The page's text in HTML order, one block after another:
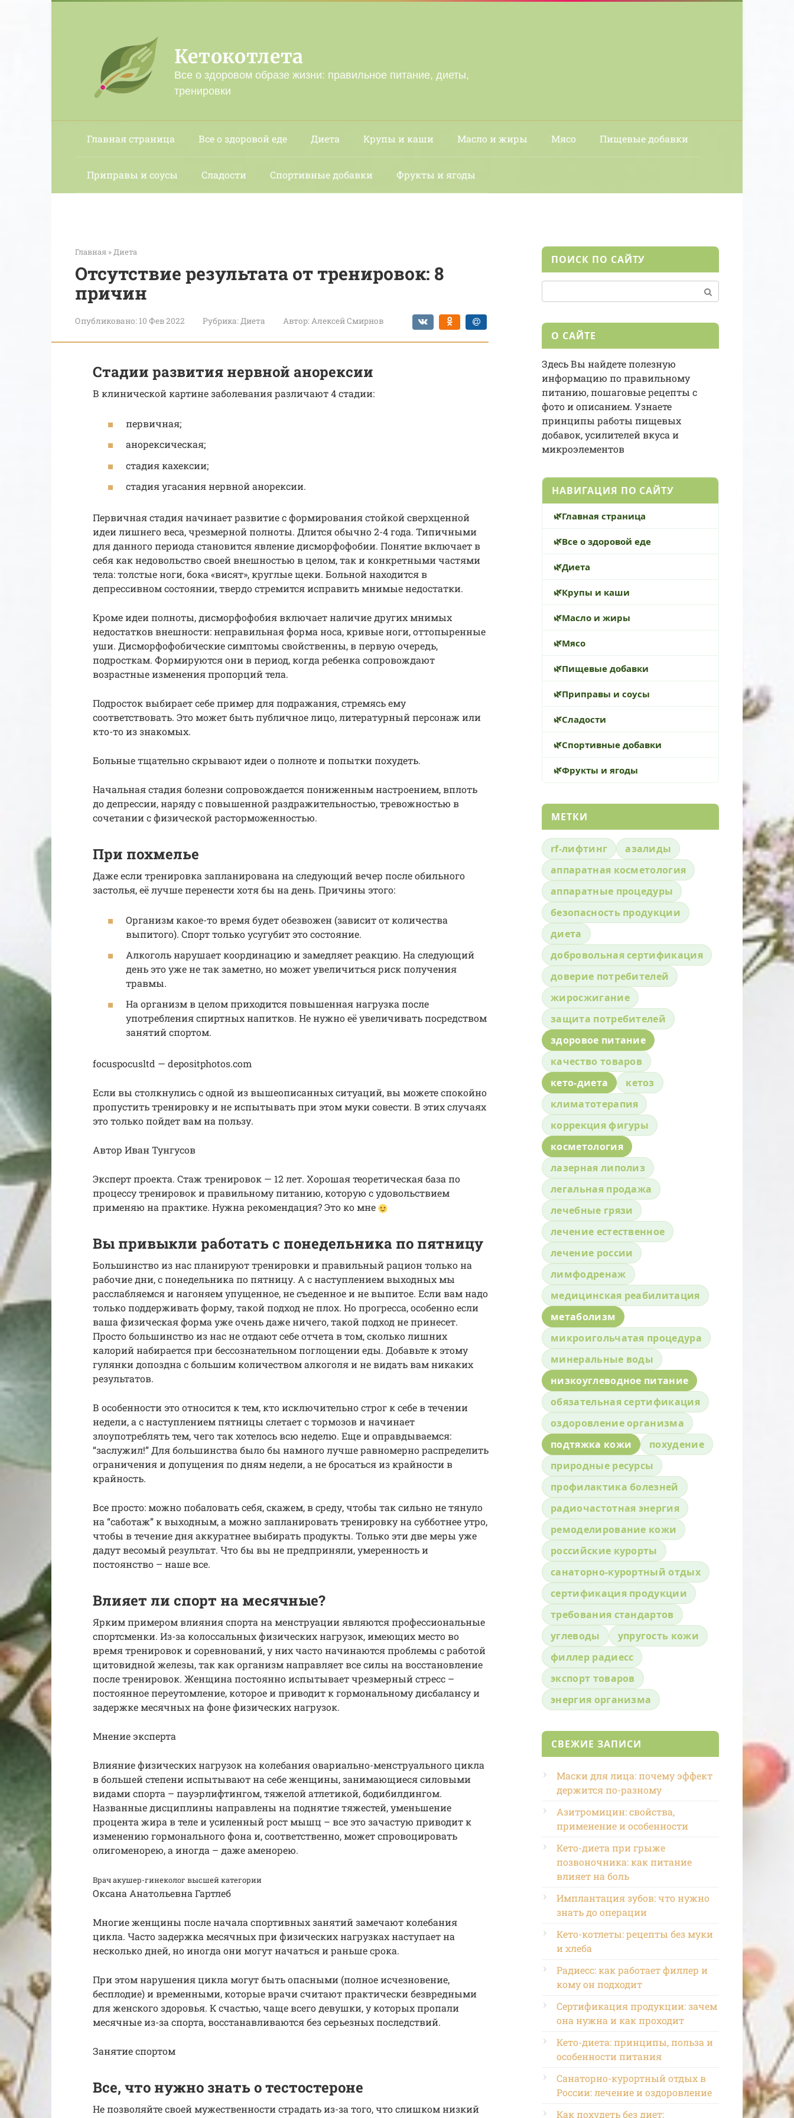
Кетокотлета
Все о здоровом образе жизни: правильное питание, диеты,
тренировки
Главная страница Все о здоровой еде Диета Крупы и каши Масло и жиры Мясо Пищевые добавки
Приправы и соусы Сладости Спортивные добавки Фрукты и ягоды
Главная » Диета
Отсутствие результата от тренировок: 8
причин
Опубликовано: 10 Фев 2022 Рубрика:Диета Автор:Алексей Смирнов
Стадии развития нервной анорексии
В клинической картине заболевания различают 4 стадии:
первичная;
анорексическая;
стадия кахексии;
стадия угасания нервной анорексии.
Первичная стадия начинает развитие с формирования стойкой сверхценной
идеи лишнего веса, чрезмерной полноты. Длится обычно 2-4 года. Типичными
для данного периода становится явление дисморфофобии. Понятие включает в
себя как недовольство своей внешностью в целом, так и конкретными частями
тела: толстые ноги, бока «висят», круглые щеки. Больной находится в
депрессивном состоянии, твердо стремится исправить мнимые недостатки.
Кроме идеи полноты, дисморфофобия включает наличие других мнимых
недостатков внешности: неправильная форма носа, кривые ноги, оттопыренные
уши. Дисморфофобические симптомы свойственны, в первую очередь,
подросткам. Формируются они в период, когда ребенка сопровождают
возрастные изменения пропорций тела.
Подросток выбирает себе пример для подражания, стремясь ему
соответствовать. Это может быть публичное лицо, литературный персонаж или
кто-то из знакомых.
Больные тщательно скрывают идеи о полноте и попытки похудеть.
Начальная стадия болезни сопровождается пониженным настроением, вплоть
до депрессии, наряду с повышенной раздражительностью, тревожностью в
сочетании с физической расторможенностью.
При похмелье
Даже если тренировка запланирована на следующий вечер после обильного
застолья, её лучше перенести хотя бы на день. Причины этого:
Организм какое-то время будет обезвожен (зависит от количества
выпитого). Спорт только усугубит это состояние.
Алкоголь нарушает координацию и замедляет реакцию. На следующий
день это уже не так заметно, но может увеличиться риск получения
травмы.
На организм в целом приходится повышенная нагрузка после
употребления спиртных напитков. Не нужно её увеличивать посредством
занятий спортом.
focuspocusltd — depositphotos.com
Если вы столкнулись с одной из вышеописанных ситуаций, вы можете спокойно
пропустить тренировку и не испытывать при этом муки совести. В этих случаях
это только пойдет вам на пользу.
Автор Иван Тунгусов
Эксперт проекта. Стаж тренировок — 12 лет. Хорошая теоретическая база по
процессу тренировок и правильному питанию, которую с удовольствием
применяю на практике. Нужна рекомендация? Это ко мне
Вы привыкли работать с понедельника по пятницу
Большинство из нас планируют тренировки и правильный рацион только на
рабочие дни, с понедельника по пятницу. А с наступлением выходных мы
расслабляемся и нагоняем упущенное, не съеденное и не выпитое. Если вам надо
только поддерживать форму, такой подход не плох. Но прогресса, особенно если
ваша физическая форма уже очень даже ничего, такой подход не принесет.
Просто большинство из нас не отдают себе отчета в том, сколько лишних
калорий набирается при бессознательном поглощении еды. Добавьте к этому
гулянки допоздна с большим количеством алкоголя и не видать вам никаких
результатов.
В особенности это относится к тем, кто исключительно строг к себе в течении
недели, а с наступлением пятницы слетает с тормозов и начинает
злоупотреблять тем, чего так хотелось всю неделю. Еще и оправдываемся:
“заслужил!” Для большинства было бы намного лучше равномерно распределить
ограничения и допущения по дням недели, а не бросаться из крайности в
крайность.
Все просто: можно побаловать себя, скажем, в среду, чтобы так сильно не тянуло
на “саботаж” к выходным, а можно запланировать тренировку на субботнее утро,
чтобы в течение дня аккуратнее выбирать продукты. Только эти две меры уже
дадут весомый результат. Что бы вы не предприняли, умеренность и
постоянство – наше все.
Влияет ли спорт на месячные?
Ярким примером влияния спорта на менструации являются профессиональные
спортсменки. Из-за колоссальных физических нагрузок, имеющих место во
время тренировок и соревнований, у них часто начинаются проблемы с работой
щитовидной железы, так как организм направляет все силы на восстановление
после тренировок. Женщина постоянно испытывает чрезмерный стресс –
постоянное переутомление, которое и приводит к гормональному дисбалансу и
задержке месячных на фоне физических нагрузок.
Мнение эксперта
Влияние физических нагрузок на колебания овариально-менструального цикла
в большей степени испытывают на себе женщины, занимающиеся силовыми
видами спорта – пауэрлифтингом, тяжелой атлетикой, бодибилдингом.
Названные дисциплины направлены на поднятие тяжестей, уменьшение
процента жира в теле и усиленный рост мышц – все это зачастую приводит к
изменению гормонального фона и, соответственно, может спровоцировать
олигоменорею, а иногда – даже аменорею.
Врач акушер-гинеколог высшей категории
Оксана Анатольевна Гартлеб
Многие женщины после начала спортивных занятий замечают колебания
цикла. Часто задержка месячных при физических нагрузках наступает на
несколько дней, но иногда они могут начаться и раньше срока.
При этом нарушения цикла могут быть опасными (полное исчезновение,
бесплодие) и временными, которые врачи считают практически безвредными
для женского здоровья. К счастью, чаще всего девушки, у которых пропали
месячные из-за спорта, восстанавливаются без серьезных последствий.
Занятие спортом
Все, что нужно знать о тестостероне
Не позволяйте своей мужественности страдать из-за того, что слишком низкий
ПОИСК ПО САЙТУ
О САЙТЕ
Здесь Вы найдете полезную
информацию по правильному
питанию, пошаговые рецепты с
фото и описанием. Узнаете
принципы работы пищевых
добавок, усилителей вкуса и
микроэлементов
НАВИГАЦИЯ ПО САЙТУ
Главная страница
Все о здоровой еде
Диета
Крупы и каши
Масло и жиры
Мясо
Пищевые добавки
Приправы и соусы
Сладости
Спортивные добавки
Фрукты и ягоды
МЕТКИ
rf-лифтинг
азалиды
аппаратная косметология
аппаратные процедуры
безопасность продукции
диета
добровольная сертификация
доверие потребителей
жиросжигание
защита потребителей
здоровое питание
качество товаров
кето-диета
кетоз
климатотерапия
коррекция фигуры
косметология
лазерная липолиз
легальная продажа
лечебные грязи
лечение естественное
лечение россии
лимфодренаж
медицинская реабилитация
метаболизм
микроигольчатая процедура
минеральные воды
низкоуглеводное питание
обязательная сертификация
оздоровление организма
подтяжка кожи
похудение
природные ресурсы
профилактика болезней
радиочастотная энергия
ремоделирование кожи
российские курорты
санаторно-курортный отдых
сертификация продукции
требования стандартов
углеводы
упругость кожи
филлер радиесс
экспорт товаров
энергия организма
СВЕЖИЕ ЗАПИСИ
Маски для лица: почему эффект
держится по-разному
Азитромицин: свойства,
применение и особенности
Кето-диета при грыже
позвоночника: как питание
влияет на боль
Имплантация зубов: что нужно
знать до операции
Кето-котлеты: рецепты без муки
и хлеба
Радиесс: как работает филлер и
кому он подходит
Сертификация продукции: зачем
она нужна и как проходит
Кето-диета: принципы, польза и
особенности питания
Санаторно-курортный отдых в
России: лечение и оздоровление
Как похудеть без диет: